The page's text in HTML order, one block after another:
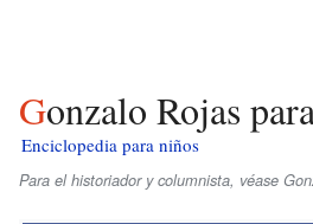
Gonzalo Rojas
Enciclopedia para niños
Para el historiador y columnista, véase